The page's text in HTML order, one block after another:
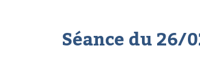
Séance du 26/